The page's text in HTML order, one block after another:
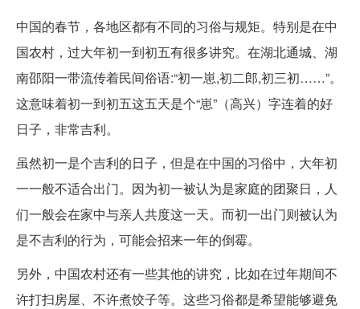
中国的春节，各地区都有不同的习俗与规矩。特别是在中
国农村，过大年初一到初五有很多讲究。在湖北通城、湖
南邵阳一带流传着民间俗语:“初一崽,初二郎,初三初……”。
这意味着初一到初五这五天是个“崽”（高兴）字连着的好
日子，非常吉利。
虽然初一是个吉利的日子，但是在中国的习俗中，大年初
一一般不适合出门。因为初一被认为是家庭的团聚日，人
们一般会在家中与亲人共度这一天。而初一出门则被认为
是不吉利的行为，可能会招来一年的倒霉。
另外，中国农村还有一些其他的讲究，比如在过年期间不
许打扫房屋、不许煮饺子等。这些习俗都是希望能够避免